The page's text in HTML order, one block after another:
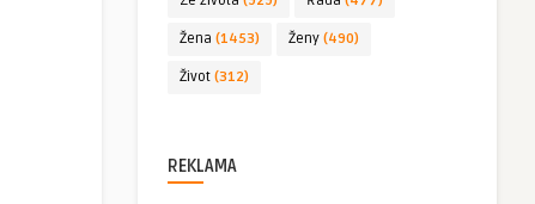
Žena (1453) Ženy (490)
Život (312)
REKLAMA